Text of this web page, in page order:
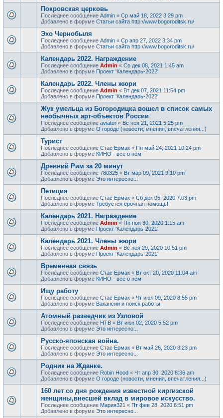
Покровская церковь
Последнее сообщение Admin « Ср май 18, 2022 3:29 pm
Добавлено в форуме Статьи сайта http://www.bogoroditsk.ru/
Эхо Чернобыля
Последнее сообщение Admin « Ср апр 27, 2022 3:34 pm
Добавлено в форуме Статьи сайта http://www.bogoroditsk.ru/
Календарь 2022. Награждение
Последнее сообщение Admin « Ср дек 08, 2021 1:45 am
Добавлено в форуме Проект 'Календарь-2022'
Календарь 2022. Члены жюри
Последнее сообщение Admin « Вт дек 07, 2021 11:54 pm
Добавлено в форуме Проект 'Календарь-2022'
Жук умельца из Богородицка вошел в список самых
необычных арт-объектов России
Последнее сообщение aviator « Вс ноя 21, 2021 5:25 pm
Добавлено в форуме О городе (новости, мнения, впечатления...)
Турист
Последнее сообщение Стас Ермак « Пн май 24, 2021 10:24 pm
Добавлено в форуме КИНО - всё о нём
Древний Рим за 20 минут
Последнее сообщение 780325 « Вт мар 09, 2021 9:10 pm
Добавлено в форуме Это интересно...
Петиция
Последнее сообщение Стас Ермак « Сб дек 05, 2020 7:03 pm
Добавлено в форуме Требуется срочная помощь!
Календарь 2021. Награждение
Последнее сообщение Admin « Пн ноя 30, 2020 1:15 am
Добавлено в форуме Проект 'Календарь-2021'
Календарь 2021. Члены жюри
Последнее сообщение Admin « Вс ноя 29, 2020 10:51 pm
Добавлено в форуме Проект 'Календарь-2021'
Временная связь
Последнее сообщение Стас Ермак « Вт окт 20, 2020 11:04 am
Добавлено в форуме КИНО - всё о нём
Ищу работу
Последнее сообщение Стас Ермак « Чт июл 09, 2020 8:55 pm
Добавлено в форуме Вакансии и поиск работы
Атомный разведчик из Узловой
Последнее сообщение НТВ « Вт июн 02, 2020 5:52 pm
Добавлено в форуме Это интересно...
Русско-японская война.
Последнее сообщение Стас Ермак « Вт май 26, 2020 8:23 pm
Добавлено в форуме Это интересно...
Родник на Жданке.
Последнее сообщение Robin Hood « Чт апр 30, 2020 8:36 am
Добавлено в форуме О городе (новости, мнения, впечатления...)
160 лет со дня рождения известной киргизской
женщины,внесшей вклад в мировое искусство.
Последнее сообщение Мария321 « Пт фев 28, 2020 6:51 pm
Добавлено в форуме Это интересно...